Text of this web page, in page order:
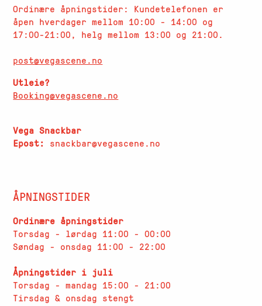
Ordinære åpningstider: Kundetelefonen er
åpen hverdager mellom 10:00 - 14:00 og
17:00-21:00, helg mellom 13:00 og 21:00.
post@vegascene.no
Utleie?
Booking@vegascene.no
Vega Snackbar
Epost: snackbar@vegascene.no
ÅPNINGSTIDER
Ordinære åpningstider
Torsdag - lørdag 11:00 - 00:00
Søndag - onsdag 11:00 - 22:00
Åpningstider i juli
Torsdag - mandag 15:00 - 21:00
Tirsdag & onsdag stengt